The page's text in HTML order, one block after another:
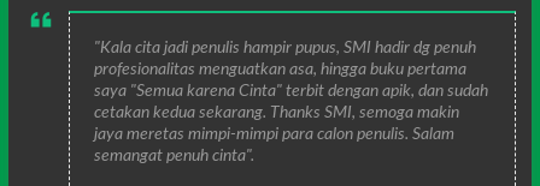
"Kala cita jadi penulis hampir pupus, SMI hadir dg penuh
profesionalitas menguatkan asa, hingga buku pertama
saya "Semua karena Cinta" terbit dengan apik, dan sudah
cetakan kedua sekarang. Thanks SMI, semoga makin
jaya meretas mimpi-mimpi para calon penulis. Salam
semangat penuh cinta".